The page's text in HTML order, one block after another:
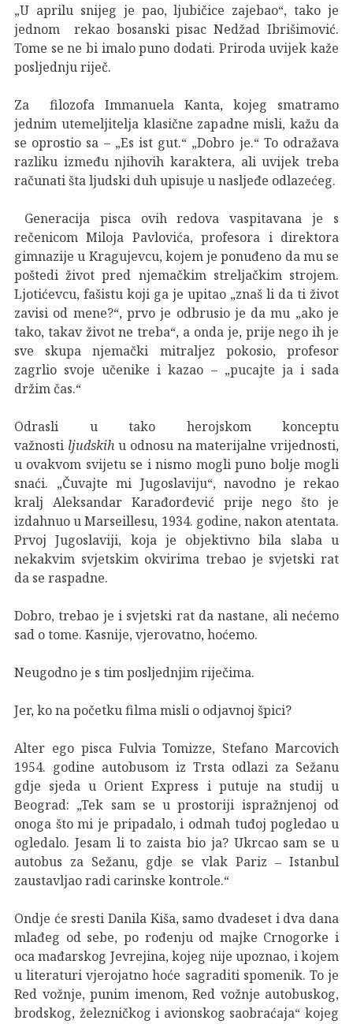
„U aprilu snijeg je pao, ljubičice zajebao“, tako je
jednom rekao bosanski pisac Nedžad Ibrišimović.
Tome se ne bi imalo puno dodati. Priroda uvijek kaže
posljednju riječ.
Za filozofa Immanuela Kanta, kojeg smatramo
jednim utemeljitelja klasične zapadne misli, kažu da
se oprostio sa – „Es ist gut.“ „Dobro je.“ To odražava
razliku između njihovih karaktera, ali uvijek treba
računati šta ljudski duh upisuje u nasljeđe odlazećeg.
Generacija pisca ovih redova vaspitavana je s
rečenicom Miloja Pavlovića, profesora i direktora
gimnazije u Kragujevcu, kojem je ponuđeno da mu se
poštedi život pred njemačkim streljačkim strojem.
Ljotićevcu, fašistu koji ga je upitao „znaš li da ti život
zavisi od mene?“, prvo je odbrusio je da mu „ako je
tako, takav život ne treba“, a onda je, prije nego ih je
sve skupa njemački mitraljez pokosio, profesor
zagrlio svoje učenike i kazao – „pucajte ja i sada
držim čas.“
Odrasli u tako herojskom konceptu
važnosti ljudskih u odnosu na materijalne vrijednosti,
u ovakvom svijetu se i nismo mogli puno bolje mogli
snaći. „Čuvajte mi Jugoslaviju“, navodno je rekao
kralj Aleksandar Karađorđević prije nego što je
izdahnuo u Marseillesu, 1934. godine, nakon atentata.
Prvoj Jugoslaviji, koja je objektivno bila slaba u
nekakvim svjetskim okvirima trebao je svjetski rat
da se raspadne.
Dobro, trebao je i svjetski rat da nastane, ali nećemo
sad o tome. Kasnije, vjerovatno, hoćemo.
Neugodno je s tim posljednjim riječima.
Jer, ko na početku filma misli o odjavnoj špici?
Alter ego pisca Fulvia Tomizze, Stefano Marcovich
1954. godine autobusom iz Trsta odlazi za Sežanu
gdje sjeda u Orient Express i putuje na studij u
Beograd: „Tek sam se u prostoriji ispražnjenoj od
onoga što mi je pripadalo, i odmah tuđoj pogledao u
ogledalo. Jesam li to zaista bio ja? Ukrcao sam se u
autobus za Sežanu, gdje se vlak Pariz ‒ Istanbul
zaustavljao radi carinske kontrole.“
Ondje će sresti Danila Kiša, samo dvadeset i dva dana
mlađeg od sebe, po rođenju od majke Crnogorke i
oca mađarskog Jevrejina, kojeg nije upoznao, i kojem
u literaturi vjerojatno hoće sagraditi spomenik. To je
Red vožnje, punim imenom, Red vožnje autobuskog,
brodskog, železničkog i avionskog saobraćaja“ kojeg